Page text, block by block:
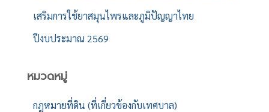
เสริมการใช้ยาสมุนไพรและภูมิปัญญาไทย
ปีงบประมาณ 2569
หมวดหมู่
กฎหมายที่ดิน (ที่เกี่ยวข้องกับเทศบาล)